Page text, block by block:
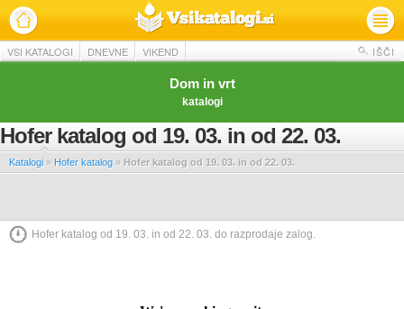
VSI KATALOGI DNEVNE VIKEND IŠČI
Dom in vrt
katalogi
Hofer katalog od 19. 03. in od 22. 03.
Katalogi » Hofer katalog » Hofer katalog od 19. 03. in od 22. 03.
Hofer katalog od 19. 03. in od 22. 03. do razprodaje zalog.